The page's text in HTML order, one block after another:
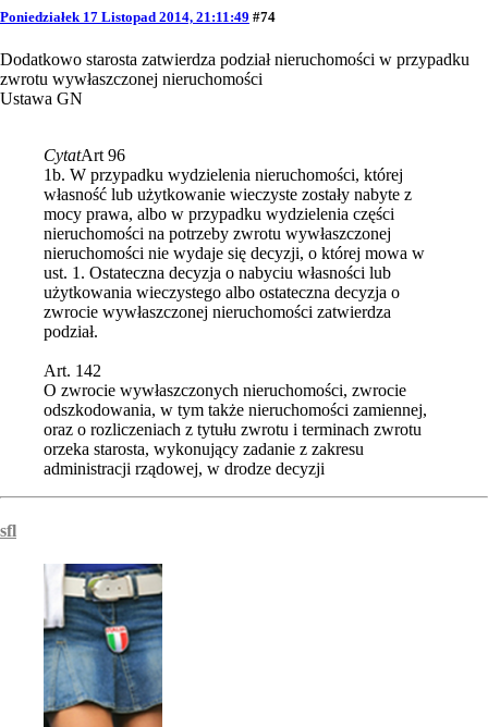
Poniedziałek 17 Listopad 2014, 21:11:49 #74
Dodatkowo starosta zatwierdza podział nieruchomości w przypadku
zwrotu wywłaszczonej nieruchomości
Ustawa GN
CytatArt 96
1b. W przypadku wydzielenia nieruchomości, której
własność lub użytkowanie wieczyste zostały nabyte z
mocy prawa, albo w przypadku wydzielenia części
nieruchomości na potrzeby zwrotu wywłaszczonej
nieruchomości nie wydaje się decyzji, o której mowa w
ust. 1. Ostateczna decyzja o nabyciu własności lub
użytkowania wieczystego albo ostateczna decyzja o
zwrocie wywłaszczonej nieruchomości zatwierdza
podział.
Art. 142
O zwrocie wywłaszczonych nieruchomości, zwrocie
odszkodowania, w tym także nieruchomości zamiennej,
oraz o rozliczeniach z tytułu zwrotu i terminach zwrotu
orzeka starosta, wykonujący zadanie z zakresu
administracji rządowej, w drodze decyzji
sfl